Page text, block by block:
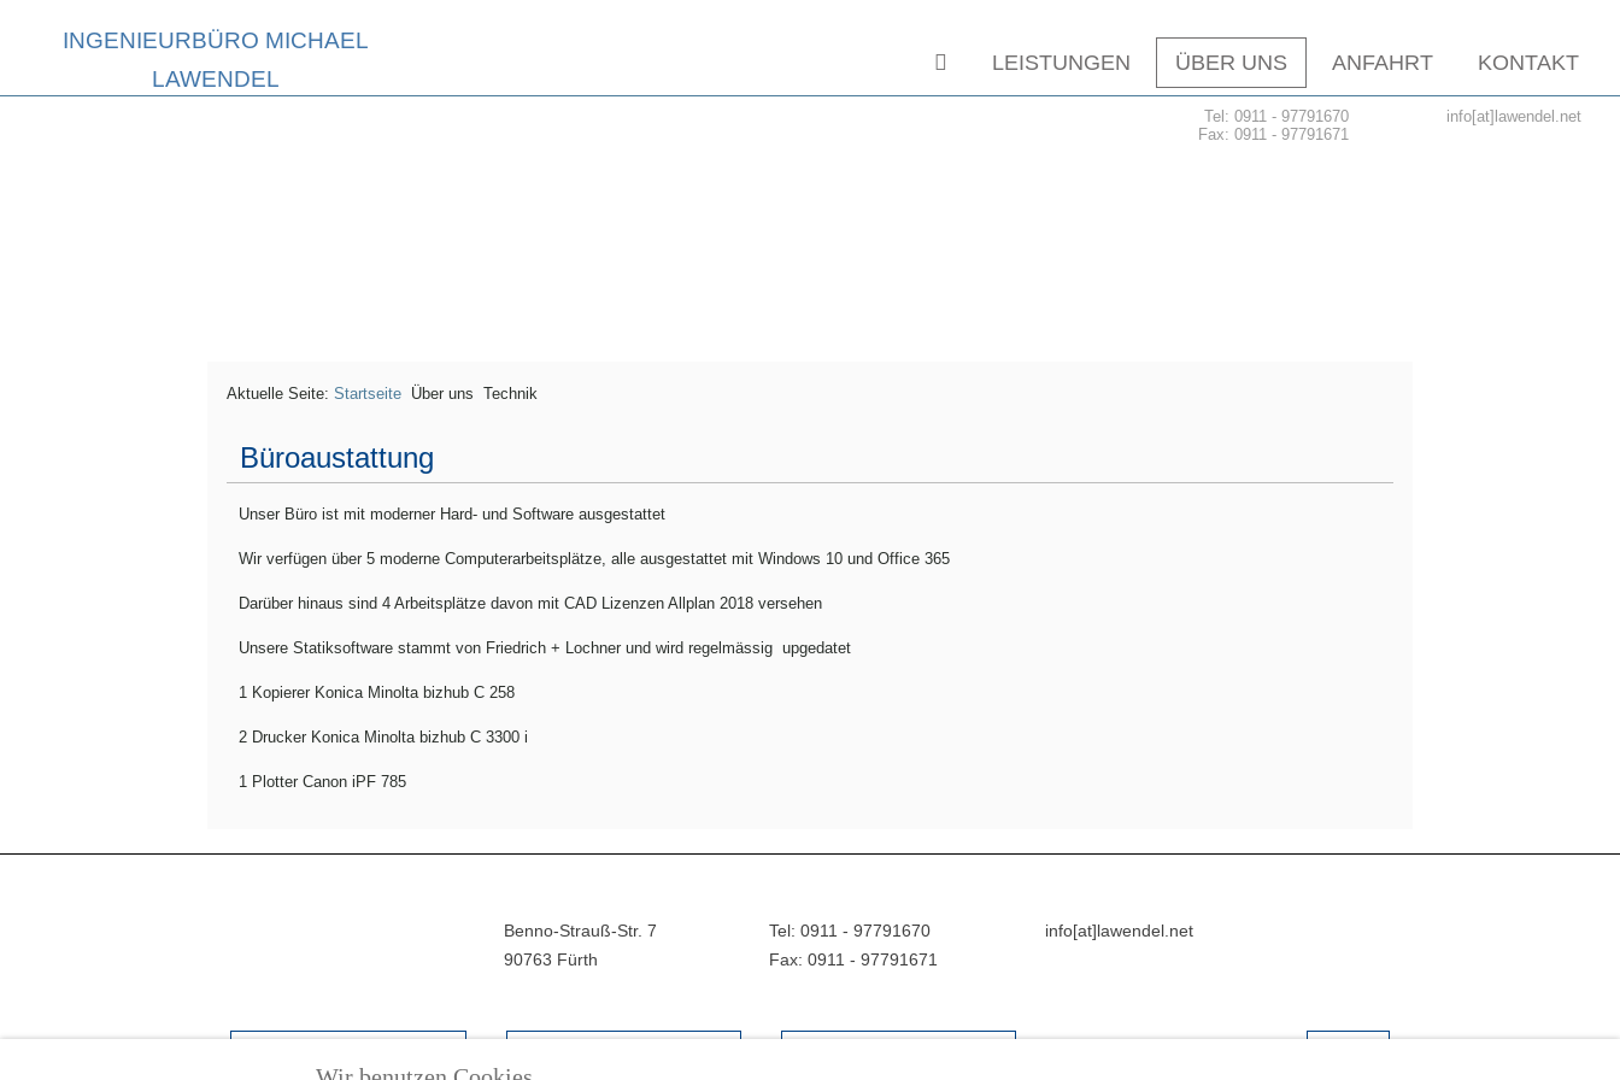
INGENIEURBÜRO MICHAEL
LAWENDEL
Tel: 0911 - 97791670
Fax: 0911 - 97791671
info[at]lawendel.net
LEISTUNGEN ÜBER UNS ANFAHRT KONTAKT
Aktuelle Seite: Startseite Über uns Technik
Büroaustattung
Unser Büro ist mit moderner Hard- und Software ausgestattet
Wir verfügen über 5 moderne Computerarbeitsplätze, alle ausgestattet mit Windows 10 und Office 365
Darüber hinaus sind 4 Arbeitsplätze davon mit CAD Lizenzen Allplan 2018 versehen
Unsere Statiksoftware stammt von Friedrich + Lochner und wird regelmässig upgedatet
1 Kopierer Konica Minolta bizhub C 258
2 Drucker Konica Minolta bizhub C 3300 i
1 Plotter Canon iPF 785
Benno-Strauß-Str. 7
90763 Fürth
Tel: 0911 - 97791670
Fax: 0911 - 97791671
info[at]lawendel.net